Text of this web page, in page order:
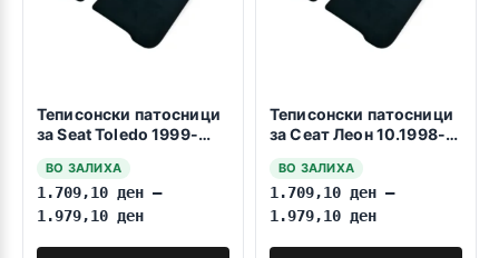
Теписонски патосници
за Seat Toledo 1999-
ВО ЗАЛИХА
1.709,10 ден –
1.979,10 ден
Теписонски патосници
за Сеат Леон 10.1998-
ВО ЗАЛИХА
1.709,10 ден –
1.979,10 ден